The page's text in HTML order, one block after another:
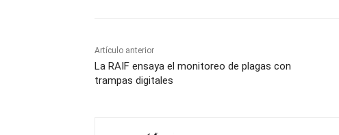
Artículo anterior
La RAIF ensaya el monitoreo de plagas con
trampas digitales